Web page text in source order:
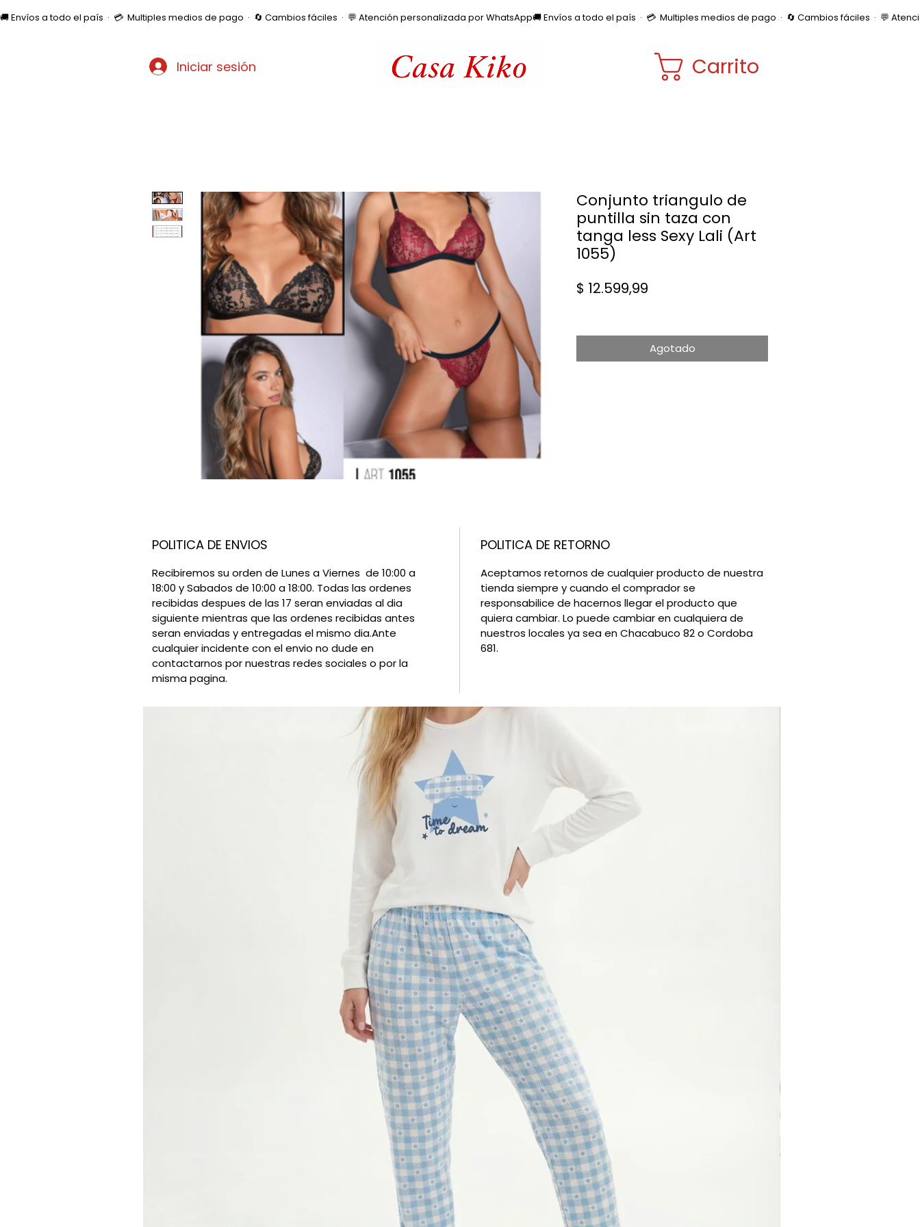
🚚 Envíos a todo el país  ·  💳  Multiples medios de pago  ·  🔄 Cambios fáciles  ·  💬 Atención personalizada por WhatsApp
Iniciar sesión Carrito
Productos relacionados
Conjunto triangulo de
puntilla sin taza con
tanga less Sexy Lali (Art
1055)
$ 12.599,99
Agotado
POLITICA DE ENVIOS
Recibiremos su orden de Lunes a Viernes de 10:00 a
18:00 y Sabados de 10:00 a 18:00. Todas las ordenes
recibidas despues de las 17 seran enviadas al dia
siguiente mientras que las ordenes recibidas antes
seran enviadas y entregadas el mismo dia.Ante
cualquier incidente con el envio no dude en
contactarnos por nuestras redes sociales o por la
misma pagina.
POLITICA DE RETORNO
Aceptamos retornos de cualquier producto de nuestra
tienda siempre y cuando el comprador se
responsabilice de hacernos llegar el producto que
quiera cambiar. Lo puede cambiar en cualquiera de
nuestros locales ya sea en Chacabuco 82 o Cordoba
681.